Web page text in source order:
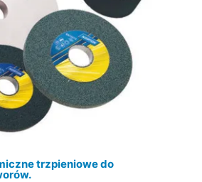
trzpieniowe do